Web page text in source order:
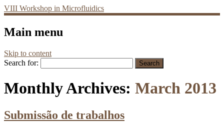
VIII Workshop in Microfluidics
Main menu
Skip to content
Search for:
Monthly Archives: March 2013
Submissão de trabalhos